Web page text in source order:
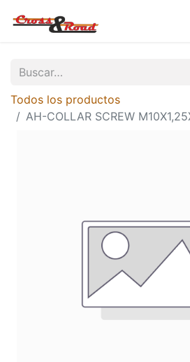
Todos los productos
AH-COLLAR SCREW